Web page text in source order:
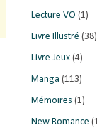
Lecture VO (1)
Livre Illustré (38)
Livre-Jeux (4)
Manga (113)
Mémoires (1)
New Romance